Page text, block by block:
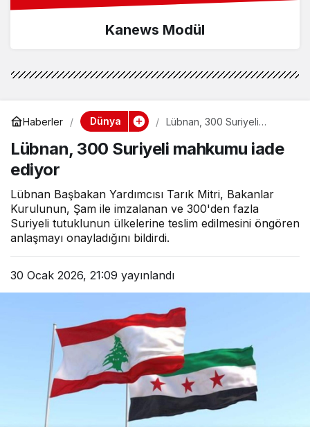
Kanews Modül
Haberler Dünya
Lübnan, 300 Suriyeli
Lübnan, 300 Suriyeli mahkumu iade
ediyor
Lübnan Başbakan Yardımcısı Tarık Mitri, Bakanlar
Kurulunun, Şam ile imzalanan ve 300'den fazla
Suriyeli tutuklunun ülkelerine teslim edilmesini öngören
anlaşmayı onayladığını bildirdi.
30 Ocak 2026, 21:09 yayınlandı